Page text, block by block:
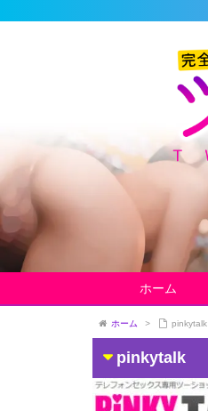
ホーム
ホーム > pinkytalk
pinkytalk